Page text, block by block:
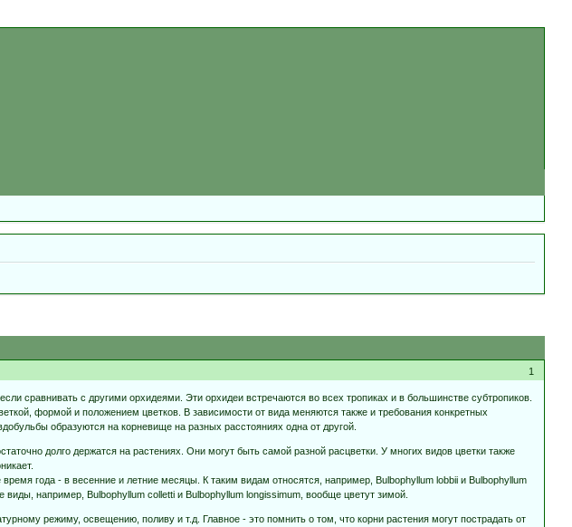
1
сравнивать с другими орхидеями. Эти орхидеи встречаются во всех тропиках и в большинстве субтропиков.
формой и положением цветков. В зависимости от вида меняются также и требования конкретных
образуются на корневище на разных расстояниях одна от другой.
долго держатся на растениях. Они могут быть самой разной расцветки. У многих видов цветки также
года - в весенние и летние месяцы. К таким видам относятся, например, Bulbophyllum lobbii и Bulbophyllum
например, Bulbophyllum colletti и Bulbophyllum longissimum, вообще цветут зимой.
режиму, освещению, поливу и т.д. Главное - это помнить о том, что корни растения могут пострадать от